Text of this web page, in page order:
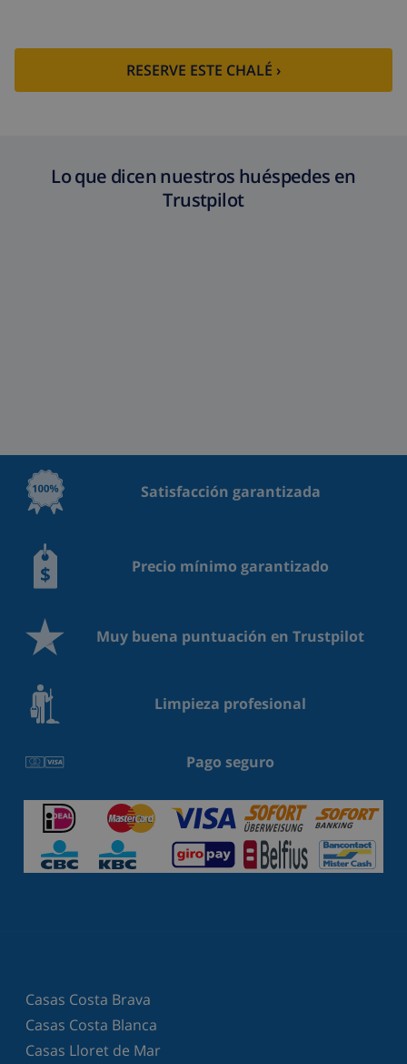
113,75 US$
cancelación:
RESERVE ESTE CHALÉ ›
Lo que dicen nuestros huéspedes en
Trustpilot
Satisfacción garantizada
Precio mínimo garantizado
Muy buena puntuación en Trustpilot
Limpieza profesional
Pago seguro
Casas Costa Brava
Casas Costa Blanca
Casas Lloret de Mar